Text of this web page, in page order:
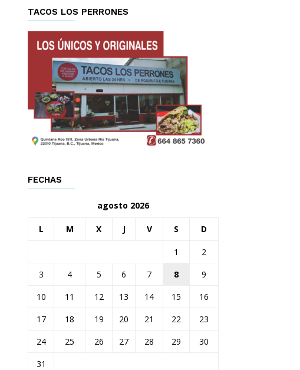
TACOS LOS PERRONES
FECHAS
agosto 2026
L M X J V S D
1
2
3
4 5 6 7 8
9
10
11 12 13 14 15
16
17
18 19 20 21 22
23
24
25 26 27 28 29
30
31